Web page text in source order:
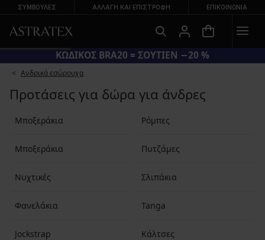
ΣΥΜΒΟΥΛΕΣ ΑΛΛΑΓΉ ΚΑΙ ΕΠΙΣΤΡΟΦΉ ΕΠΙΚΟΙΝΩΝΊΑ
ΚΩΔΙΚΟΣ BRA20 = ΣΟΥΤΙΕΝ −20 %
Ανδρικά εσώρουχα
Προτάσεις για δώρα για άνδρες
Μποξεράκια Ρόμπες
Μποξεράκια Πυτζάμες
Νυχτικές Σλιπάκια
Φανελάκια Tanga
Jockstrap Κάλτσες